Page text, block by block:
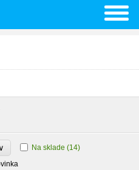
Na sklade (14)